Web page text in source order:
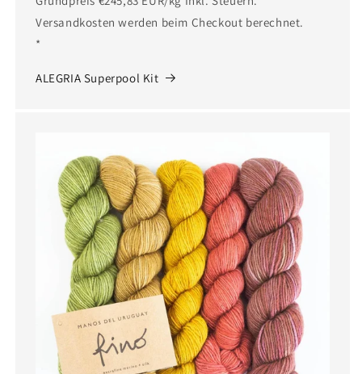
Versandkosten werden beim Checkout berechnet.
*
ALEGRIA Superpool Kit